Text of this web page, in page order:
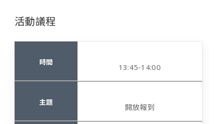
活動議程
13:45-14:00
開放報到